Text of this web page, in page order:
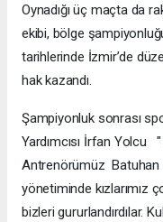
Oynadığı üç maçta da
ekibi, bölge
tarihlerinde İzmir’de
hak kazandı.
Şampiyonluk sonrası
Yardımcısı İrfan Yolcu
Antrenörümüz Batuhan
yönetiminde kızlarımız
bizleri gururlandırdılar.